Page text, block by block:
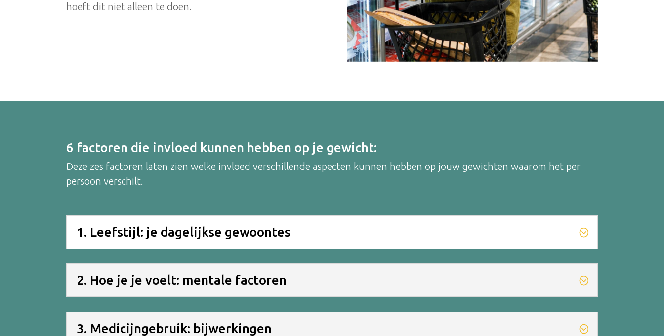
hoeft dit niet alleen te doen.
6 factoren die invloed kunnen hebben op je gewicht:
Deze zes factoren laten zien welke invloed verschillende aspecten kunnen hebben op jouw gewichten waarom het per
persoon verschilt.
1. Leefstijl: je dagelijkse gewoontes
2. Hoe je je voelt: mentale factoren
3. Medicijngebruik: bijwerkingen